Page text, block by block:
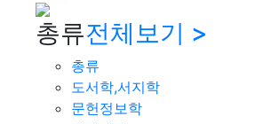
총류전체보기 >
총류
도서학,서지학
문헌정보학